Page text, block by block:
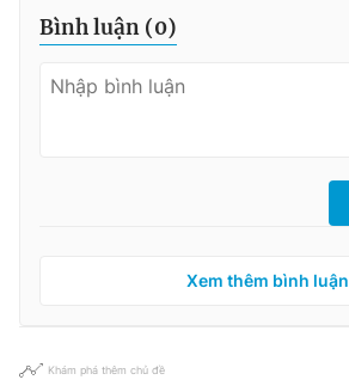
Bình luận (0)
Xem thêm bình luận
Khám phá thêm chủ đề